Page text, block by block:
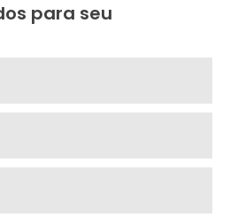
para seu